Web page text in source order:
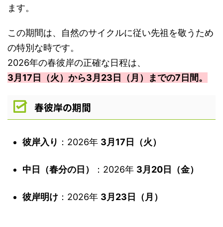
ます。
この期間は、自然のサイクルに従い先祖を敬うため
の特別な時です。
2026年の春彼岸の正確な日程は、
3月17日（火）から3月23日（月）までの7日間。
春彼岸の期間
彼岸入り ：2026年 3月17日（火）
中日（春分の日） ：2026年 3月20日（金）
彼岸明け ：2026年 3月23日（月）